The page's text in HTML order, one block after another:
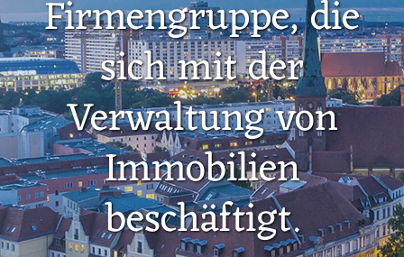
Firmengruppe, die
sich mit der
Verwaltung von
Immobilien
beschäftigt.